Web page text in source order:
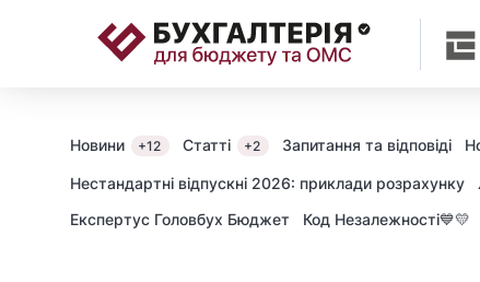
Новини +12 Статті +2 Запитання та відповіді
Нестандартні відпускні 2026: приклади розрахунку
Експертус Головбух Бюджет
Код Незалежності💙💛